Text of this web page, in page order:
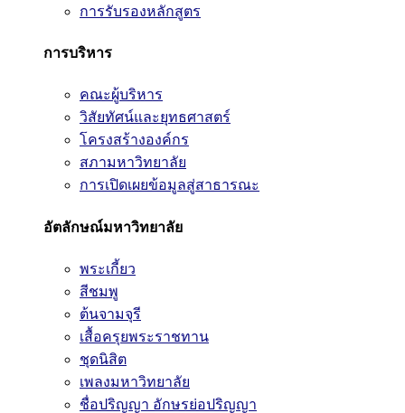
การรับรองหลักสูตร
การบริหาร
คณะผู้บริหาร
วิสัยทัศน์และยุทธศาสตร์
โครงสร้างองค์กร
สภามหาวิทยาลัย
การเปิดเผยข้อมูลสู่สาธารณะ
อัตลักษณ์มหาวิทยาลัย
พระเกี้ยว
สีชมพู
ต้นจามจุรี
เสื้อครุยพระราชทาน
ชุดนิสิต
เพลงมหาวิทยาลัย
ชื่อปริญญา อักษรย่อปริญญา